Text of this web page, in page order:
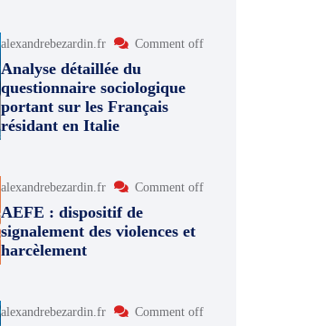
alexandrebezardin.fr Comment off
Analyse détaillée du
questionnaire sociologique
portant sur les Français
résidant en Italie
alexandrebezardin.fr Comment off
AEFE : dispositif de
signalement des violences et
harcèlement
alexandrebezardin.fr Comment off